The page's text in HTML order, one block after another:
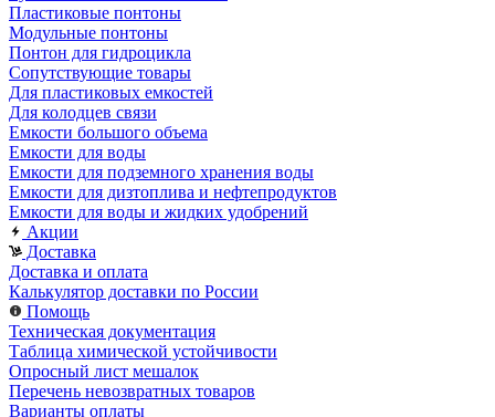
Пластиковые понтоны
Модульные понтоны
Понтон для гидроцикла
Сопутствующие товары
Для пластиковых емкостей
Для колодцев связи
Емкости большого объема
Емкости для воды
Емкости для подземного хранения воды
Емкости для дизтоплива и нефтепродуктов
Емкости для воды и жидких удобрений
Акции
Доставка
Доставка и оплата
Калькулятор доставки по России
Помощь
Техническая документация
Таблица химической устойчивости
Опросный лист мешалок
Перечень невозвратных товаров
Варианты оплаты